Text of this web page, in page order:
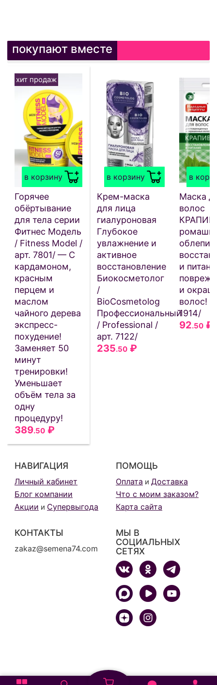
покупают вместе
в корзину
хит продаж
Горячее
обёртывание
для тела серии
Фитнес Модель
/ Fitness Model /
арт. 7801/ — С
кардамоном,
красным
перцем и
маслом
чайного дерева
экспресс-
похудение!
Заменяет 50
минут
тренировки!
Уменьшает
объём тела за
одну
процедуру!
389.50 ₽
в корзину
Крем-маска
для лица
гиалуроновая
Глубокое
увлажнение и
активное
восстановление
Биокосметолог
/
BioCosmetolog
Профессиональный
/ Professional /
арт. 7122/
235.50 ₽
в
Маска
волос
и
и
волос! /
1914/
92.50 ₽
НАВИГАЦИЯ
Личный кабинет
Блог компании
Акции и Супервыгода
ПОМОЩЬ
Оплата и Доставка
Что с моим заказом?
Карта сайта
КОНТАКТЫ
zakaz@semena74.com
МЫ В
СОЦИАЛЬНЫХ
СЕТЯХ